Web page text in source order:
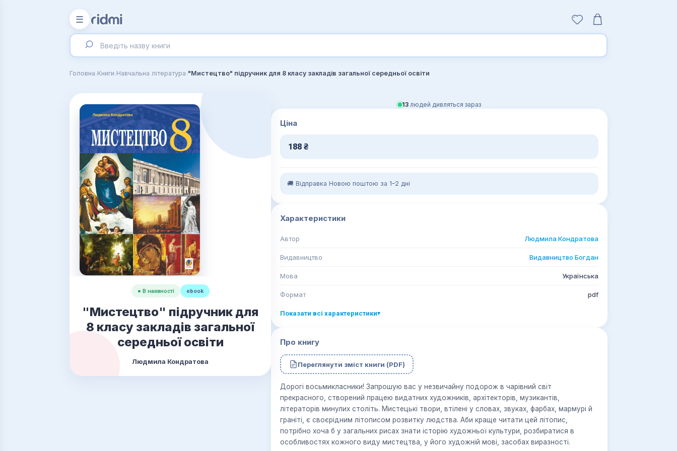
☰
Головна›Книги›Навчальна література›"Мистецтво" підручник для 8 класу закладів загальної середньої освіти
● В наявності ebook
"Мистецтво" підручник для
8 класу закладів загальної
середньої освіти
Людмила Кондратова
13людей дивляться зараз
Ціна
188 ₴
🚚 Відправка Новою поштою за 1–2 дні
Характеристики
Автор Людмила Кондратова
Видавництво Видавництво Богдан
Мова Українська
Формат pdf
Показати всі характеристики▾
Про книгу
Переглянути зміст книги (PDF)
Дорогі восьмикласники! Запрошую вас у незвичайну подорож в чарівний світ
прекрасного, створений працею видатних художників, архітекторів, музикантів,
літераторів минулих століть. Мистецькі твори, втілені у словах, звуках, фарбах, мармурі й
граніті, є своєрідним літописом розвитку людства. Аби краще читати цей літопис,
потрібно хоча б у загальних рисах знати історію художньої культури, розбиратися в
особливостях кожного виду мистецтва, у його художній мові, засобах виразності.